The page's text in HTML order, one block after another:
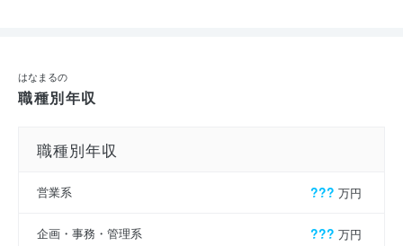
はなまるの
職種別年収
職種別年収
営業系 ??? 万円
企画・事務・管理系 ??? 万円